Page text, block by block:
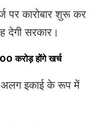
पर कारोबार शुरू कर
देगी सरकार।
करोड़ होंगे खर्च
अलग इकाई के रूप में